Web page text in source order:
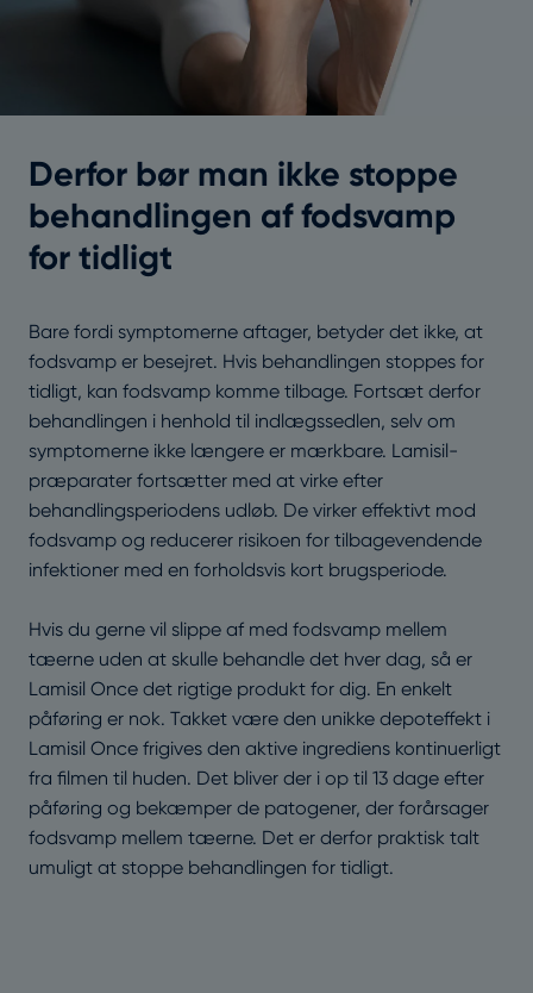
Derfor bør man ikke stoppe
behandlingen af fodsvamp
for tidligt
Bare fordi symptomerne aftager, betyder det ikke, at
fodsvamp er besejret. Hvis behandlingen stoppes for
tidligt, kan fodsvamp komme tilbage. Fortsæt derfor
behandlingen i henhold til indlægssedlen, selv om
symptomerne ikke længere er mærkbare. Lamisil-
præparater fortsætter med at virke efter
behandlingsperiodens udløb. De virker effektivt mod
fodsvamp og reducerer risikoen for tilbagevendende
infektioner med en forholdsvis kort brugsperiode.
Hvis du gerne vil slippe af med fodsvamp mellem
tæerne uden at skulle behandle det hver dag, så er
Lamisil Once det rigtige produkt for dig. En enkelt
påføring er nok. Takket være den unikke depoteffekt i
Lamisil Once frigives den aktive ingrediens kontinuerligt
fra filmen til huden. Det bliver der i op til 13 dage efter
påføring og bekæmper de patogener, der forårsager
fodsvamp mellem tæerne. Det er derfor praktisk talt
umuligt at stoppe behandlingen for tidligt.